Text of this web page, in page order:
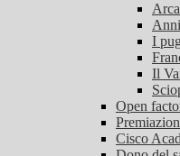
I
Il
Open
Cisco